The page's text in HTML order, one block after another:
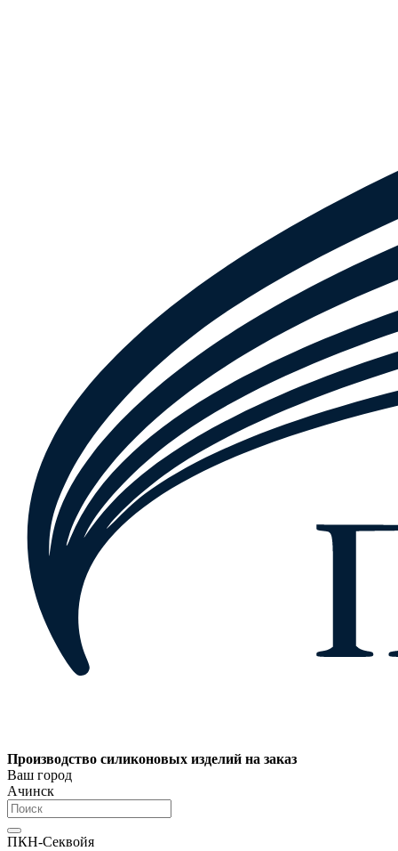
Производство силиконовых изделий на заказ
Ваш город
Ачинск
ПКН-Секвойя